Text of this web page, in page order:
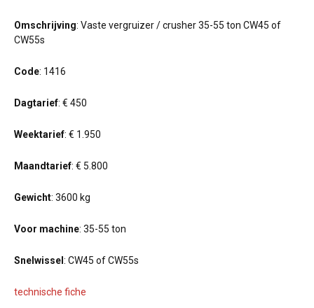
Omschrijving: Vaste vergruizer / crusher 35-55 ton CW45 of
CW55s
Code: 1416
Dagtarief: € 450
Weektarief: € 1.950
Maandtarief: € 5.800
Gewicht: 3600 kg
Voor machine: 35-55 ton
Snelwissel : CW45 of CW55s
technische fiche